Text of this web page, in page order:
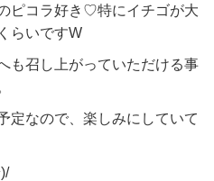
ピコラ好き♡特にイチゴが大
らいですW
も召し上がっていただける事
定なので、楽しみにしていて